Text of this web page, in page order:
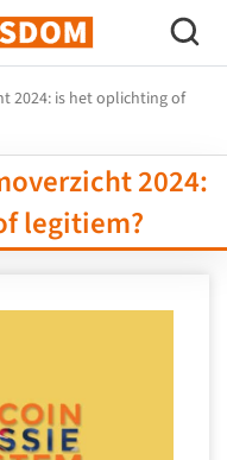
2024: is het oplichting of
2024:
legitiem?